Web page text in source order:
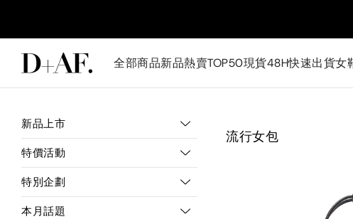
全部商品新品熱賣TOP50現貨48H快速出貨女
新品上市
特價活動
特別企劃
本月話題
流行女包